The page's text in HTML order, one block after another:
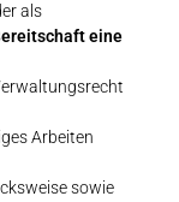
als
eine
Arbeiten
sowie